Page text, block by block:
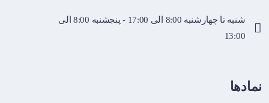
شنبه تا چهارشنبه 8:00 الی 17:00 - پنجشنبه 8:00 الی
13:00
نمادها